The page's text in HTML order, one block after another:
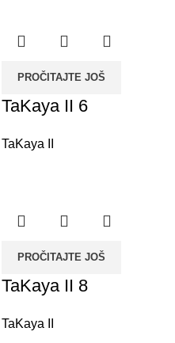
PROČITAJTE JOŠ
TaKaya II 6
TaKaya II
PROČITAJTE JOŠ
TaKaya II 8
TaKaya II